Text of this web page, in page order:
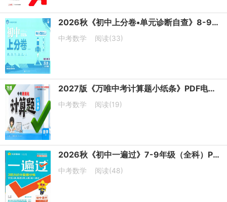
2026秋《初中上分卷•单元诊断自查》8-9年级上册PDF电子版下载
中考数学 阅读(33)
2027版《万唯中考计算题小纸条》PDF电子版下载
中考数学 阅读(19)
2026秋《初中一遍过》7-9年级（全科）PDF电子版下载 2027版
中考数学 阅读(48)